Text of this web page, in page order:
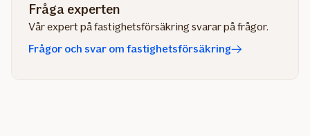
Fråga experten
Vår expert på fastighetsförsäkring svarar på frågor.
Frågor och svar om fastighetsförsäkring